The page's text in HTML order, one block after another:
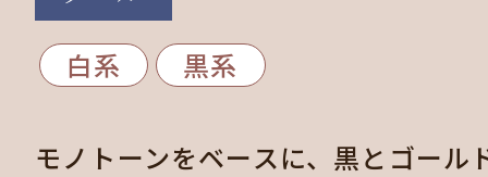
白系
黒系
モノトーンをベースに、黒とゴール